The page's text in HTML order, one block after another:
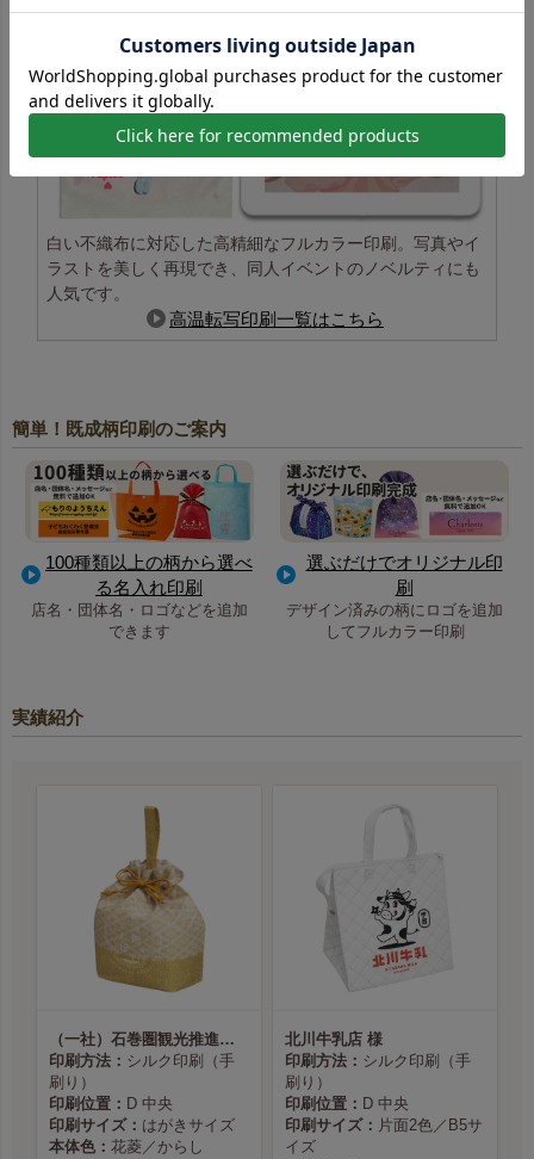
白い不織布に対応した高精細なフルカラー印刷。写真やイ
ラストを美しく再現でき、同人イベントのノベルティにも
人気です。
高温転写印刷一覧はこちら
簡単！既成柄印刷のご案内
100種類以上の柄から選べ
る名入れ印刷
店名・団体名・ロゴなどを追加
できます
選ぶだけでオリジナル印
刷
デザイン済みの柄にロゴを追加
してフルカラー印刷
実績紹介
（一社）石巻圏観光推進機構様
印刷方法： シルク印刷（手
刷り）
印刷位置： D 中央
印刷サイズ： はがきサイズ
本体色： 花菱／からし
北川牛乳店 様
印刷方法： シルク印刷（手
刷り）
印刷位置： D 中央
印刷サイズ： 片面2色／B5サ
イズ